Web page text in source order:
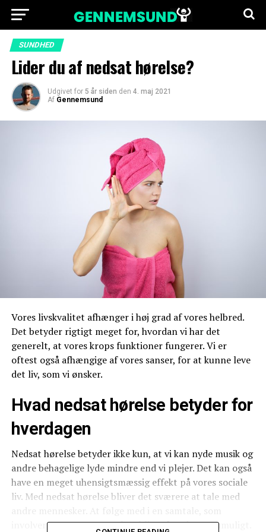
SUNDHED
Lider du af nedsat hørelse?
Udgivet for 5 år siden den 4. maj 2021
Af Gennemsund
Vores livskvalitet afhænger i høj grad af vores helbred.
Det betyder rigtigt meget for, hvordan vi har det
generelt, at vores krops funktioner fungerer. Vi er
oftest også afhængige af vores sanser, for at kunne leve
det liv, som vi ønsker.
Hvad nedsat hørelse betyder for
hverdagen
Nedsat hørelse betyder ikke kun, at vi kan nyde musik og
andre behagelige lyde mindre end vi plejer. Det kan også
have en meget uhensigtsmæssig effekt på vores sociale
liv. Med nedsat hørelse bliver det sværere at tale med
involverer mange parter, kan blive så godt som umuligt.